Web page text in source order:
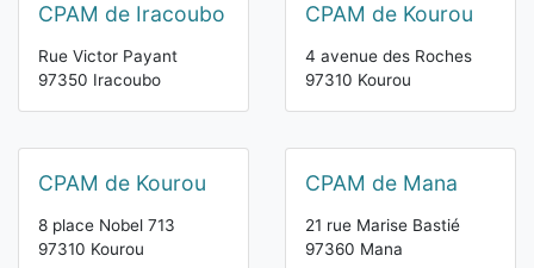
CPAM de Iracoubo
Rue Victor Payant
97350 Iracoubo
CPAM de Kourou
4 avenue des Roches
97310 Kourou
CPAM de Kourou
8 place Nobel 713
97310 Kourou
CPAM de Mana
21 rue Marise Bastié
97360 Mana